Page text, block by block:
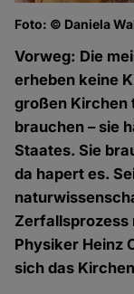
Foto: © Daniela
Vorweg: Die
erheben keine
großen Kirchen
brauchen – sie
Staates. Sie
da hapert es.
Zerfallsprozess
Physiker Heinz
sich das